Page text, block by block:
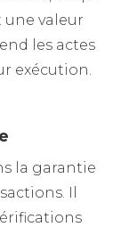
valeur
les actes
exécution.
la garantie
Il